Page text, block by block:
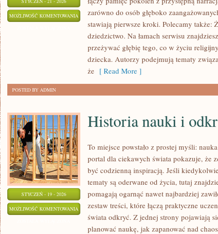
MOŻLIWOŚĆ KOMENTOWANIA TEOLOGIA
FILOZOFIA
CHRZEŚCIJAŃSKA
zarówno do osób głęboko
stawiają pierwsze kroki. Polecamy także:
dziedzictwo. Na łamach serwisu
przeżywać głębię tego, co w życiu
dziecka. Autorzy podejmują tematy
że [ Read More ]
POSTED BY ADMIN
STYCZEŃ - 19 - 2026
MOŻLIWOŚĆ KOMENTOWANIA HISTORIA
NAUKI
Historia nauki i
To miejsce powstało z prostej myśli:
portal dla ciekawych świata pokazuje, że
być codzienną inspiracją. Jeśli
tematy są oderwane od życia, tutaj
pomagają ogarnąć nawet najbardziej
zestaw treści, które łączą praktyczne
świata odkryć. Z jednej strony pojawiają
planować naukę, jak zapanować nad